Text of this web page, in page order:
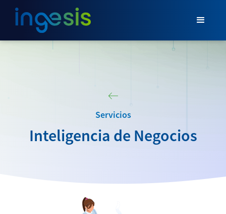
Servicios
Inteligencia de Negocios